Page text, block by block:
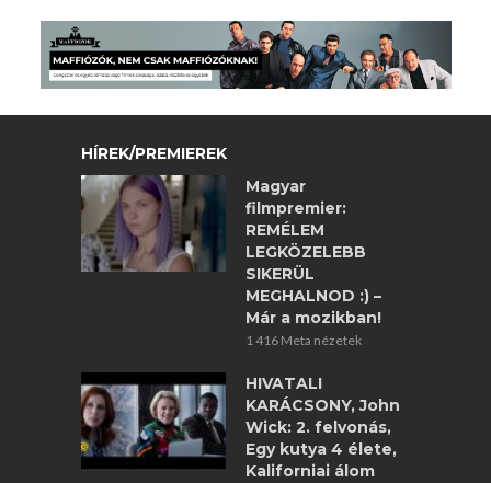
HÍREK/PREMIEREK
Magyar
filmpremier:
REMÉLEM
LEGKÖZELEBB
SIKERÜL
MEGHALNOD :) –
Már a mozikban!
1 416 Meta nézetek
HIVATALI
KARÁCSONY, John
Wick: 2. felvonás,
Egy kutya 4 élete,
Kaliforniai álom